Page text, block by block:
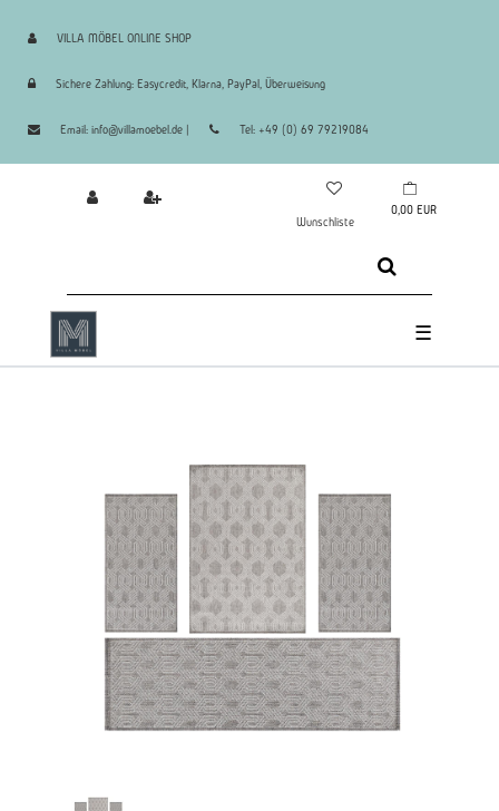
VILLA MÖBEL ONLINE SHOP
Sichere Zahlung: Easycredit, Klarna, PayPal, Überweisung
Email: info@villamoebel.de | Tel: +49 (0) 69 79219084
☰
Wunschliste
0,00 EUR